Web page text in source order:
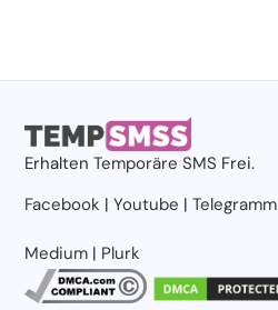
ErhaltenTemporäre SMS Frei.
Facebook |Youtube |Telegramm
Medium | Plurk